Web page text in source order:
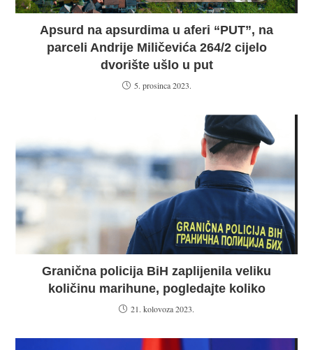
Apsurd na apsurdima u aferi “PUT”, na
parceli Andrije Miličevića 264/2 cijelo
dvorište ušlo u put
5. prosinca 2023.
Granična policija BiH zaplijenila veliku
količinu marihune, pogledajte koliko
21. kolovoza 2023.